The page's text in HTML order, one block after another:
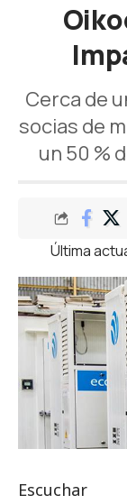
Cerca de
socias de
un 50 %
Última
Escuchar